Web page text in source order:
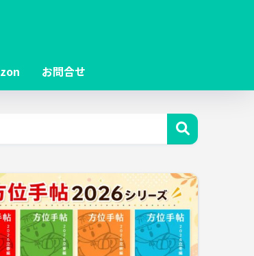
お問合せ